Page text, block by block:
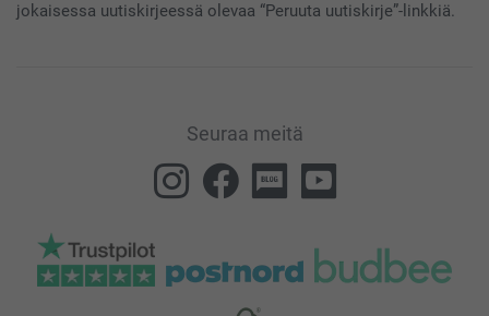
jokaisessa uutiskirjeessä olevaa “Peruuta uutiskirje”-linkkiä.
Seuraa meitä